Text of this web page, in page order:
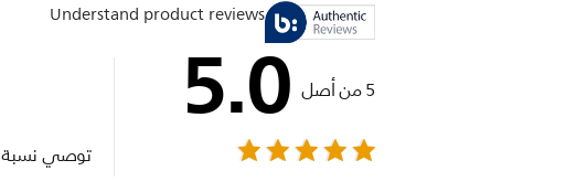
Understand product reviews
5 من أصل 5.0
توصي نسبة